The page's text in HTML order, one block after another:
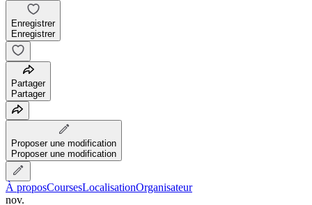
Enregistrer
Enregistrer
Partager
Partager
Proposer une modification
Proposer une modification
À proposCoursesLocalisationOrganisateur
nov.